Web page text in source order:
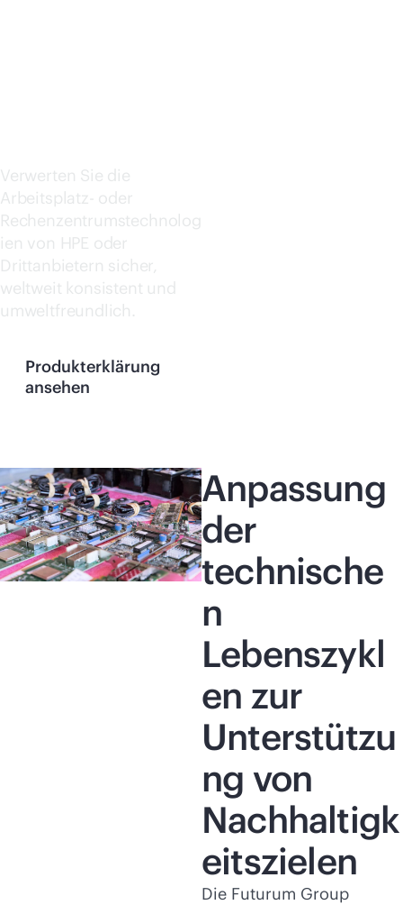
Verwerten Sie die
Arbeitsplatz- oder
Rechenzentrumstechnolog
ien von HPE oder
Drittanbietern sicher,
weltweit konsistent und
umweltfreundlich.
Produkterklärung
ansehen
Anpassung
der
technische
n
Lebenszykl
en zur
Unterstützu
ng von
Nachhaltigk
eitszielen
Die Futurum Group